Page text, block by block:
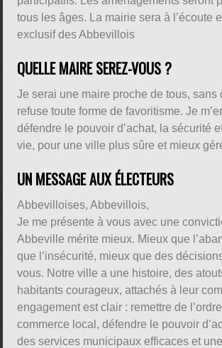
tous les âges. La mairie sera à l’écoute
exclusif des Abbevillois
QUELLE MAIRE SEREZ-VOUS ?
Je serai une maire proche de tous, sans
refuse toute forme de favoritisme. Je
défendre le pouvoir d’achat, la sécurité
vie, pour une ville plus sûre et mieux
UN MESSAGE AUX ÉLECTEURS
Abbevilloises, Abbevillois,
Je me présente à vous avec une
Abbeville mérite mieux. Mieux que
que l’insécurité, mieux que des
vous. Notre ville a une histoire, des
habitants courageux, attachés à leur
engagement est clair : remettre de
commerce local, défendre le pouvoir
des services municipaux efficaces et